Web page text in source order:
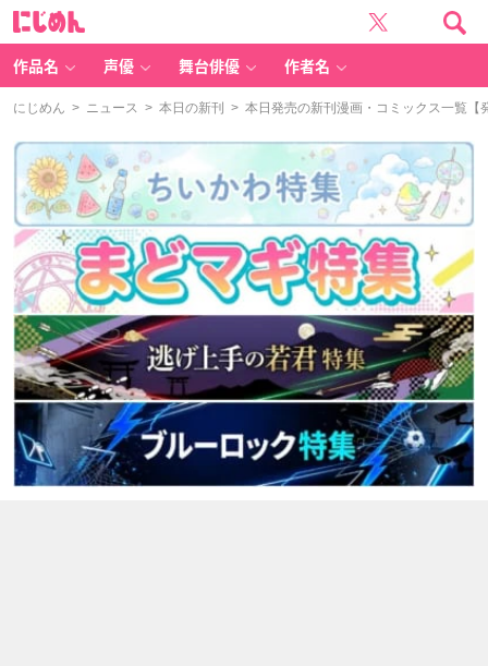
作品名 声優 舞台俳優 作者名
にじめん > ニュース > 本日の新刊 > 本日発売の新刊漫画・コミックス一覧【